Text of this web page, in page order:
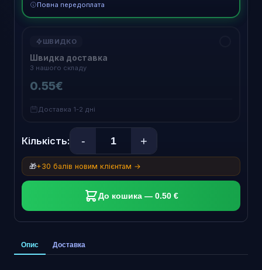
Повна передоплата
ШВИДКО
Швидка доставка
З нашого складу
0.55€
Доставка 1-2 дні
Кількість: - +
🎁+30 балів новим клієнтам →
До кошика — 0.50 €
Опис Доставка